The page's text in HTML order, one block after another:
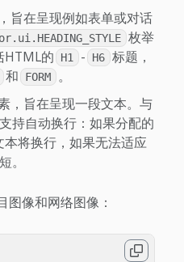
旨在呈现例如表单或对话
枚举
HTML的
H1 - H6 标题，
和 FORM 。
，旨在呈现一段文本。与
持自动换行：如果分配的
将换行，如果无法适应
。
图像和网络图像：